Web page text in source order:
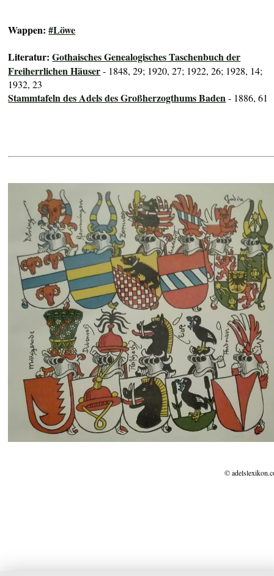
Wappen:#Löwe
Literatur:Gothaisches Genealogisches Taschenbuch der
Freiherrlichen Häuser- 1848, 29; 1920, 27; 1922, 26; 1928, 14;
1932, 23
Stammtafeln des Adels des Großherzogthums Baden- 1886, 61
©